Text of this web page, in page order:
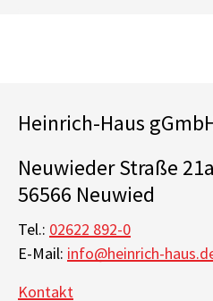
Heinrich-Haus
Neuwieder Straße 21a
56566 Neuwied
Tel.: 02622 892-0
E-Mail: info@heinrich-
Kontakt